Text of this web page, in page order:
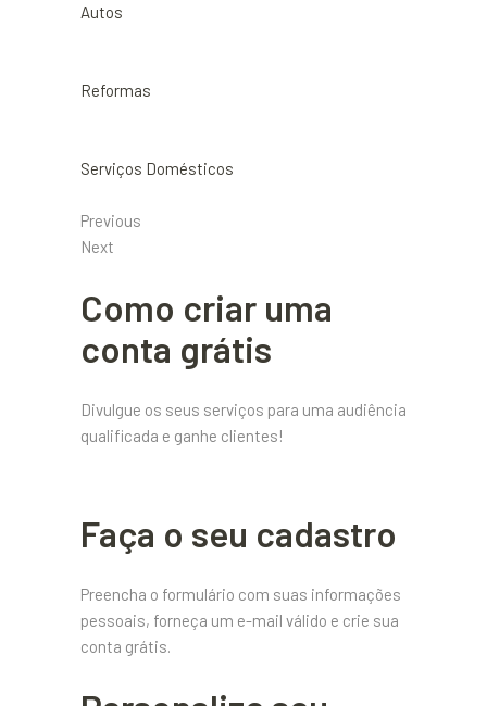
Autos
Reformas
Serviços Domésticos
Previous
Next
Como criar uma
conta grátis
Divulgue os seus serviços para uma audiência
qualificada e ganhe clientes!
Faça o seu cadastro
Preencha o formulário com suas informações
pessoais, forneça um e-mail válido e crie sua
conta grátis.